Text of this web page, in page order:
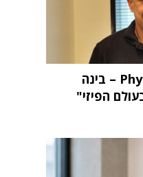
"העתיד הוא Physical AI – בינה
הפיזי"